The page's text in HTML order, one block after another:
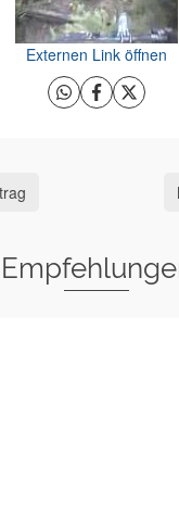
Externen Link öffnen